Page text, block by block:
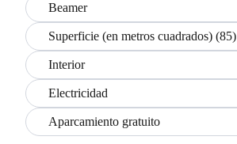
Beamer
Superficie (en metros cuadrados) (85)
Interior
Electricidad
Aparcamiento gratuito